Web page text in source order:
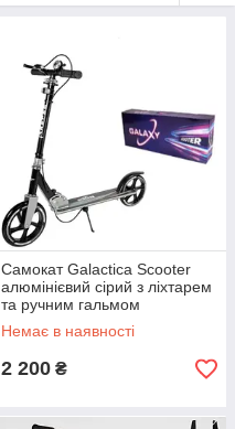
Самокат Galactica Scooter
алюмінієвий сірий з ліхтарем
та ручним гальмом
Немає в наявності
2 200 ₴